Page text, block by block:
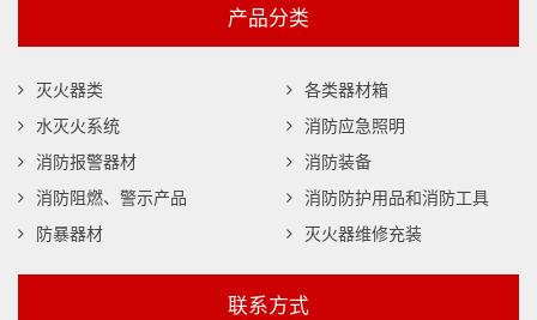
产品分类
灭火器类
各类器材箱
水灭火系统
消防应急照明
消防报警器材
消防装备
消防阻燃、警示产品
消防防护用品和消防工具
防暴器材
灭火器维修充装
联系方式